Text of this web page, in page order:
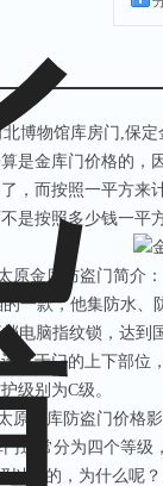
博物馆库房门 ,保定
是金库门价格的
，而按照一平方来
是按照多少钱一平
原金库防盗门简介：
一款，他集防水、
电脑指纹锁，达到
置于门的上下部
级别为C级。
原金库防盗门价格影
通常分为四个等级
以上的，为什么呢